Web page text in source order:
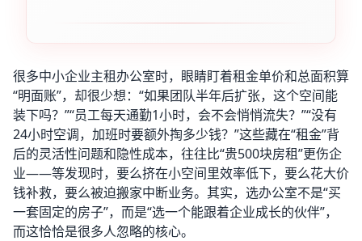
很多中小企业主租办公室时，眼睛盯着租金单价和总面积算
“明面账”，却很少想：“如果团队半年后扩张，这个空间能
装下吗？”“员工每天通勤1小时，会不会悄悄流失？”“没有
24小时空调，加班时要额外掏多少钱？”这些藏在“租金”背
后的灵活性问题和隐性成本，往往比“贵500块房租”更伤企
业——等发现时，要么挤在小空间里效率低下，要么花大价
钱补救，要么被迫搬家中断业务。其实，选办公室不是“买
一套固定的房子”，而是“选一个能跟着企业成长的伙伴”，
而这恰恰是很多人忽略的核心。